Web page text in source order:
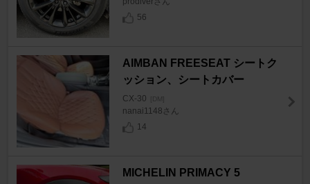
56
AIMBAN FREESEAT シートク
ッション、シートカバー
CX-30
nanai1148さん
14
MICHELIN PRIMACY 5